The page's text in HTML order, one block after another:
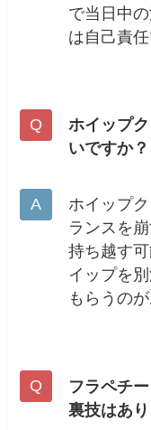
で当日中
は自己責
ホイップ
いですか？
ホイップ
ランスを
持ち越す
イップを
もらうの
フラペチ
裏技はあ